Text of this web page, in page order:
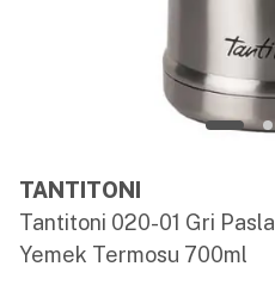
TANTITONI
Tantitoni 020-01 Gri
Yemek Termosu 700ml